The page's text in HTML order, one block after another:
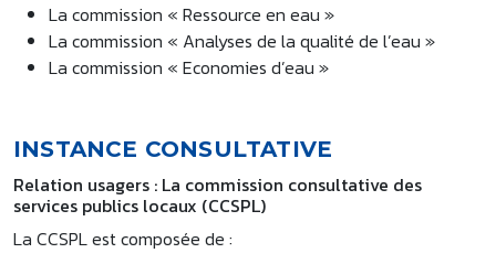
La commission « Ressource en eau »
La commission « Analyses de la qualité de l’eau »
La commission « Economies d’eau »
INSTANCE CONSULTATIVE
Relation usagers : La commission consultative des
services publics locaux (CCSPL)
La CCSPL est composée de :